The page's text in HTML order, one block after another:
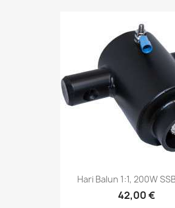
Hari Balun 1:1, 200W
42,00 €